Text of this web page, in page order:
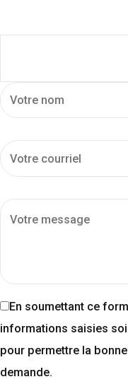
En soumettant ce
informations saisies
pour permettre la
demande.